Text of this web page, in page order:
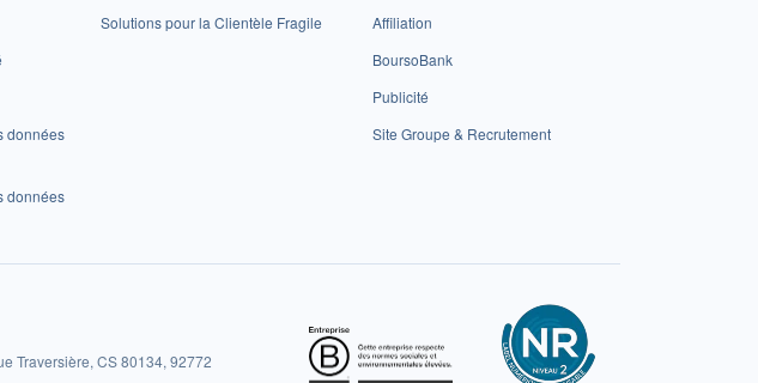
données
données
Solutions pour la Clientèle Fragile
Affiliation
BoursoBank
Publicité
Site Groupe & Recrutement
Traversière, CS 80134, 92772